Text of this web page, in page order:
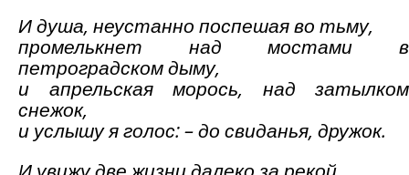
И душа, неустанно поспешая во тьму,
промелькнет над мостами в
петроградском дыму,
и апрельская морось, над затылком
снежок,
и услышу я голос: – до свиданья, дружок.